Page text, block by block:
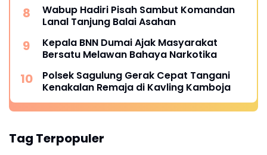
Wabup Hadiri Pisah Sambut Komandan
Lanal Tanjung Balai Asahan
Kepala BNN Dumai Ajak Masyarakat
Bersatu Melawan Bahaya Narkotika
Polsek Sagulung Gerak Cepat Tangani
Kenakalan Remaja di Kavling Kamboja
Tag Terpopuler